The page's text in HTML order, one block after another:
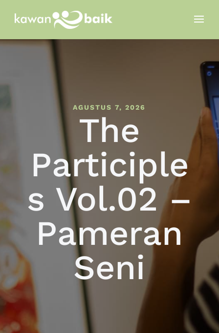
AGUSTUS 7, 2026
The
Participle
s Vol.02 –
Pameran
Seni